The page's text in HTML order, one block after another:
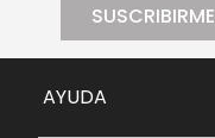
SUSCRIBIRME
AYUDA